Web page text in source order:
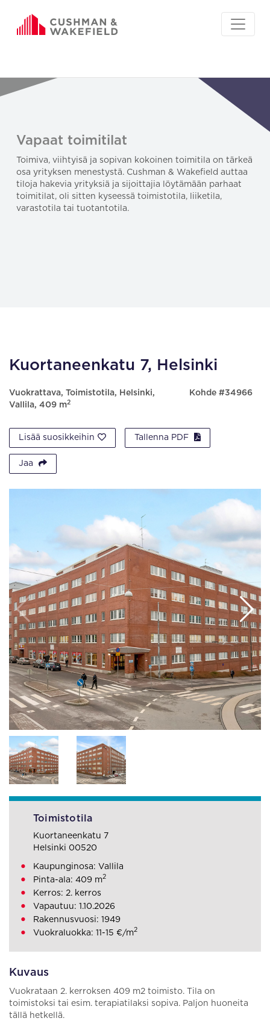
Vapaat toimitilat
Toimiva, viihtyisä ja sopivan kokoinen toimitila on tärkeä
osa yrityksen menestystä. Cushman & Wakefield auttaa
tiloja hakevia yrityksiä ja sijoittajia löytämään parhaat
toimitilat, oli sitten kyseessä toimistotila, liiketila,
varastotila tai tuotantotila.
Kuortaneenkatu 7, Helsinki
Vuokrattava, Toimistotila, Helsinki,
Vallila, 409 m2
Kohde #34966
Lisää suosikkeihin Tallenna PDF
Jaa
Kuvaus
Vuokrataan 2. kerroksen 409 m2 toimisto. Tila on
toimistoksi tai esim. terapiatilaksi sopiva. Paljon huoneita
tällä hetkellä.
Toimistotila
Kuortaneenkatu 7
Helsinki 00520
Kaupunginosa: Vallila
Pinta-ala: 409 m2
Kerros: 2. kerros
Vapautuu: 1.10.2026
Rakennusvuosi: 1949
Vuokraluokka: 11-15 €/m2